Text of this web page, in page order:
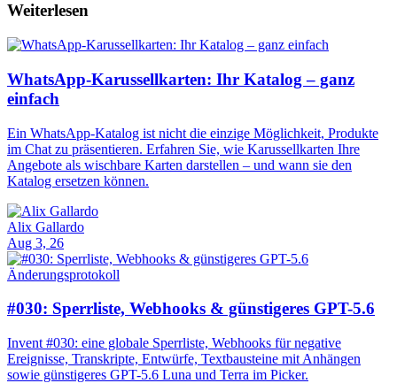
Weiterlesen
WhatsApp-Karussellkarten: Ihr Katalog – ganz
einfach
Ein WhatsApp-Katalog ist nicht die einzige Möglichkeit, Produkte
im Chat zu präsentieren. Erfahren Sie, wie Karussellkarten Ihre
Angebote als wischbare Karten darstellen – und wann sie den
Katalog ersetzen können.
Alix Gallardo
Aug 3, 26
Änderungsprotokoll
#030: Sperrliste, Webhooks & günstigeres GPT-5.6
Invent #030: eine globale Sperrliste, Webhooks für negative
Ereignisse, Transkripte, Entwürfe, Textbausteine mit Anhängen
sowie günstigeres GPT-5.6 Luna und Terra im Picker.